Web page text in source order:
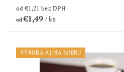
od €1,21 bez DPH
od€1,49/ ks
VÝROBA AJ NA MIERU